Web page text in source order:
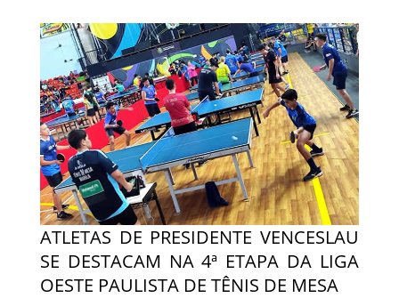
ATLETAS DE PRESIDENTE VENCESLAU
SE DESTACAM NA 4ª ETAPA DA LIGA
OESTE PAULISTA DE TÊNIS DE MESA